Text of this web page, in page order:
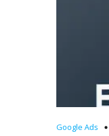
Google Ads